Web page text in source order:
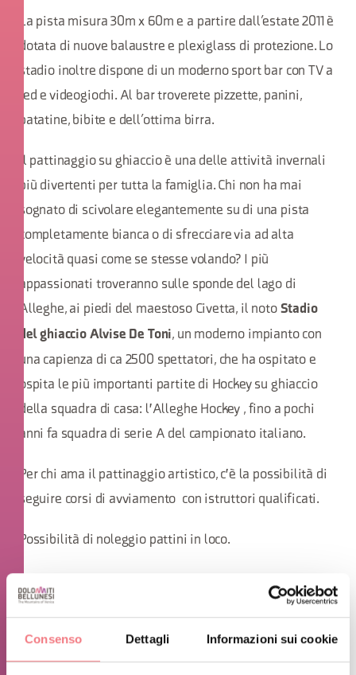
Consenso Dettagli Informazioni sui cookie
La pista misura 30m x 60m e a partire dall’estate 2011 è
dotata di nuove balaustre e plexiglass di protezione. Lo
stadio inoltre dispone di un moderno sport bar con TV a
led e videogiochi. Al bar troverete pizzette, panini,
patatine, bibite e dell’ottima birra.
Il pattinaggio su ghiaccio è una delle attività invernali
più divertenti per tutta la famiglia. Chi non ha mai
sognato di scivolare elegantemente su di una pista
completamente bianca o di sfrecciare via ad alta
velocità quasi come se stesse volando? I più
appassionati troveranno sulle sponde del lago di
Alleghe, ai piedi del maestoso Civetta, il noto Stadio
del ghiaccio Alvise De Toni, un moderno impianto con
una capienza di ca 2500 spettatori, che ha ospitato e
ospita le più importanti partite di Hockey su ghiaccio
della squadra di casa: l'Alleghe Hockey , fino a pochi
anni fa squadra di serie A del campionato italiano.
Per chi ama il pattinaggio artistico, c'è la possibilità di
seguire corsi di avviamento con istruttori qualificati.
Possibilità di noleggio pattini in loco.